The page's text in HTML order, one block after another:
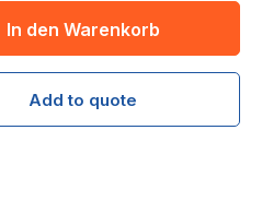
In den Warenkorb
Add to quote